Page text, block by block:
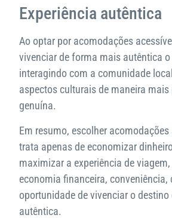
Experiência autêntica
Ao optar por acomodações
vivenciar de forma mais autêntica
interagindo com a comunidade
aspectos culturais de maneira mais
genuína.
Em resumo, escolher
trata apenas de economizar
maximizar a experiência de
economia financeira, conveniência,
oportunidade de vivenciar o destino
autêntica.